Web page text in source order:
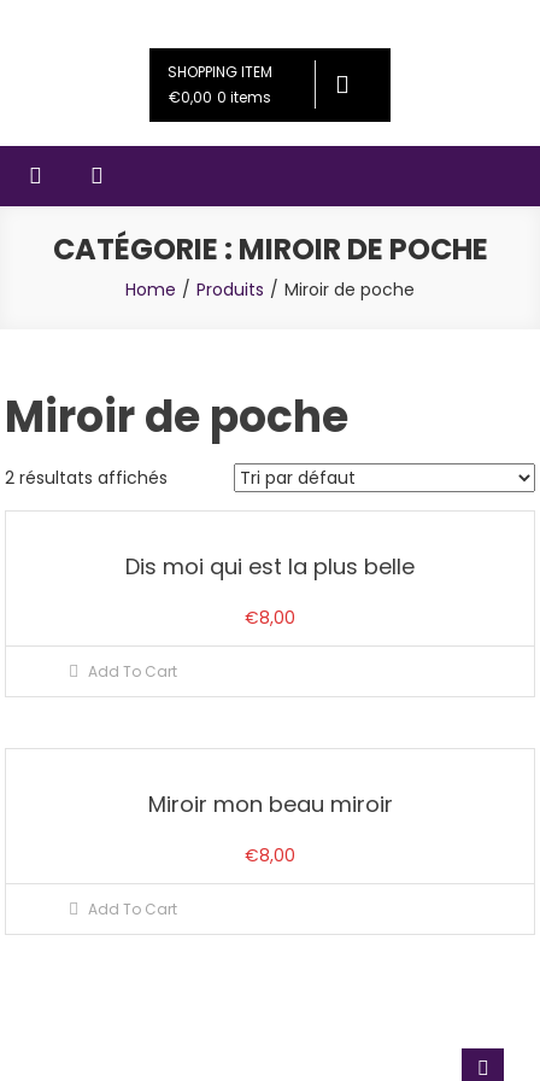
Couleursféériques
SHOPPING ITEM
€0,00 0 items
CATÉGORIE : MIROIR DE POCHE
Home Produits Miroir de poche
Miroir de poche
2 résultats affichés
Dis moi qui est la plus belle
€8,00
Add To Cart
Miroir mon beau miroir
€8,00
Add To Cart